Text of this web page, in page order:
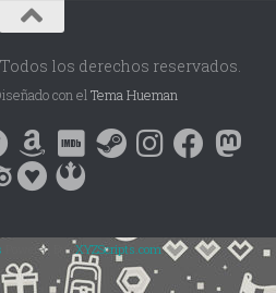
los derechos reservados.
con elTema Hueman
Powered By :XYZScripts.com